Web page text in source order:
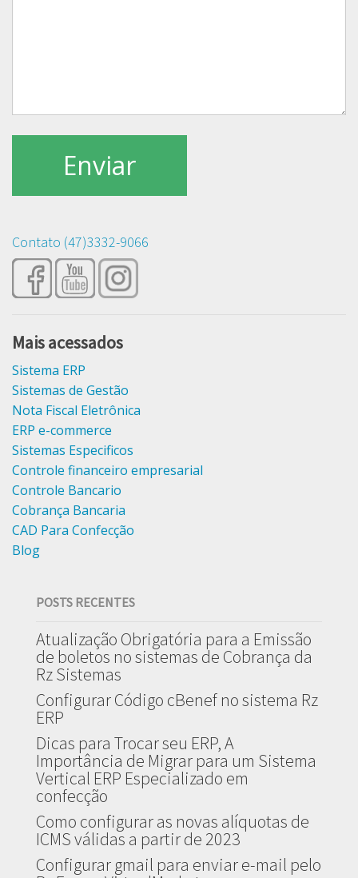
Contato (47)3332-9066
Mais acessados
Sistema ERP
Sistemas de Gestão
Nota Fiscal Eletrônica
ERP e-commerce
Sistemas Especificos
Controle financeiro empresarial
Controle Bancario
Cobrança Bancaria
CAD Para Confecção
Blog
POSTS RECENTES
Atualização Obrigatória para a Emissão
de boletos no sistemas de Cobrança da
Rz Sistemas
Configurar Código cBenef no sistema Rz
ERP
Dicas para Trocar seu ERP, A
Importância de Migrar para um Sistema
Vertical ERP Especializado em
confecção
Como configurar as novas alíquotas de
ICMS válidas a partir de 2023
Configurar gmail para enviar e-mail pelo